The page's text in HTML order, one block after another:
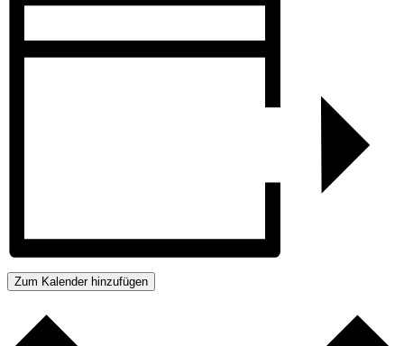
Zum Kalender hinzufügen